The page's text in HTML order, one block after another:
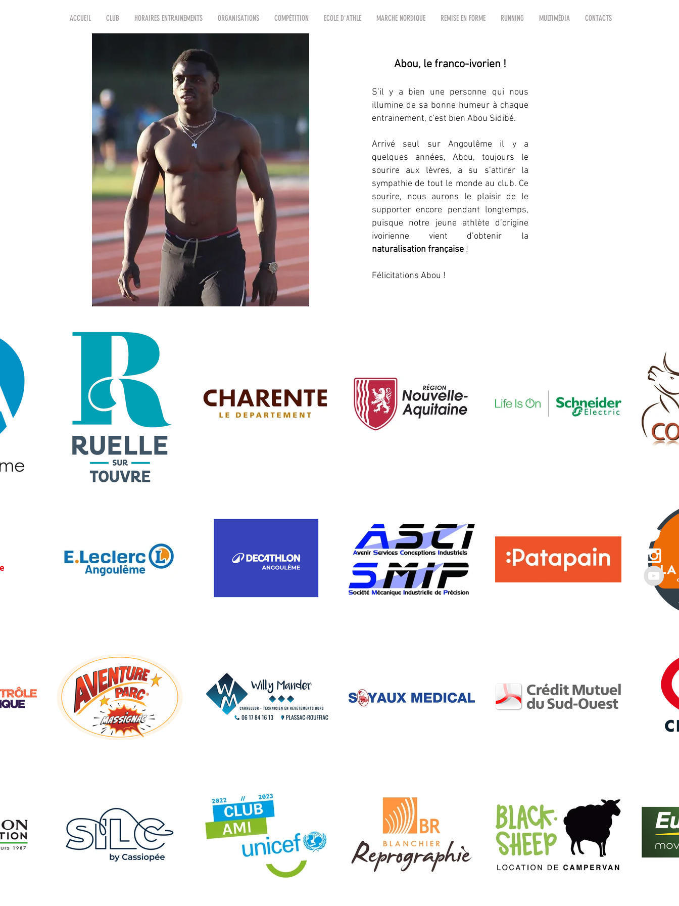
ACCUEIL CLUB HORAIRES ENTRAINEMENTS ORGANISATIONS COMPÉTITION ECOLE D'ATHLE MARCHE NORDIQUE REMISE EN FORME RUNNING MULTIMÉDIA CONTACTS
Abou, le franco-ivorien !
S’il y a bien une personne qui nous
illumine de sa bonne humeur à chaque
entrainement, c’est bien Abou Sidibé.
Arrivé seul sur Angoulême il y a
quelques années, Abou, toujours le
sourire aux lèvres, a su s’attirer la
sympathie de tout le monde au club. Ce
sourire, nous aurons le plaisir de le
supporter encore pendant longtemps,
puisque notre jeune athlète d’origine
ivoirienne vient d’obtenir la
naturalisation française !
Félicitations Abou !